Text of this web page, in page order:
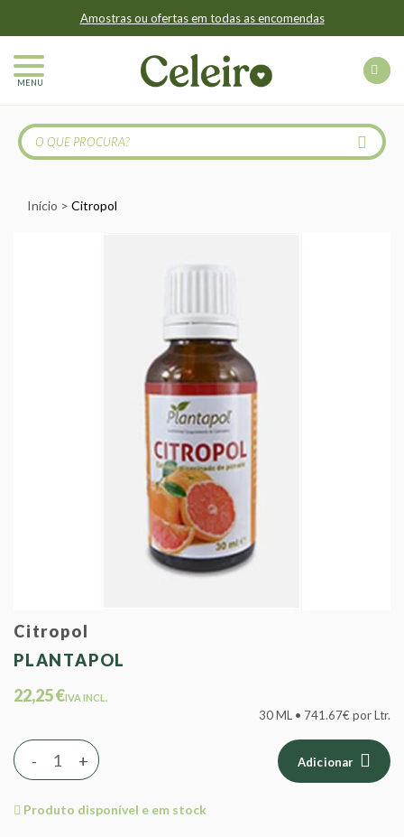
Amostras ou ofertas em todas as encomendas
MENU
Início Citropol
Citropol
PLANTAPOL
22,25 €IVA INCL.
30 ML • 741.67€ por Ltr.
+
- Adicionar
Produto disponível e em stock